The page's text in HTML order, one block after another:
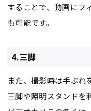
することで、動画にフ
も可能です。
4.三脚
また、撮影時は手ぶれ
三脚や照明スタンドを